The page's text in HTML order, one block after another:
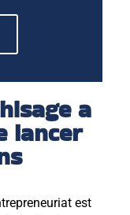
a
lancer
est